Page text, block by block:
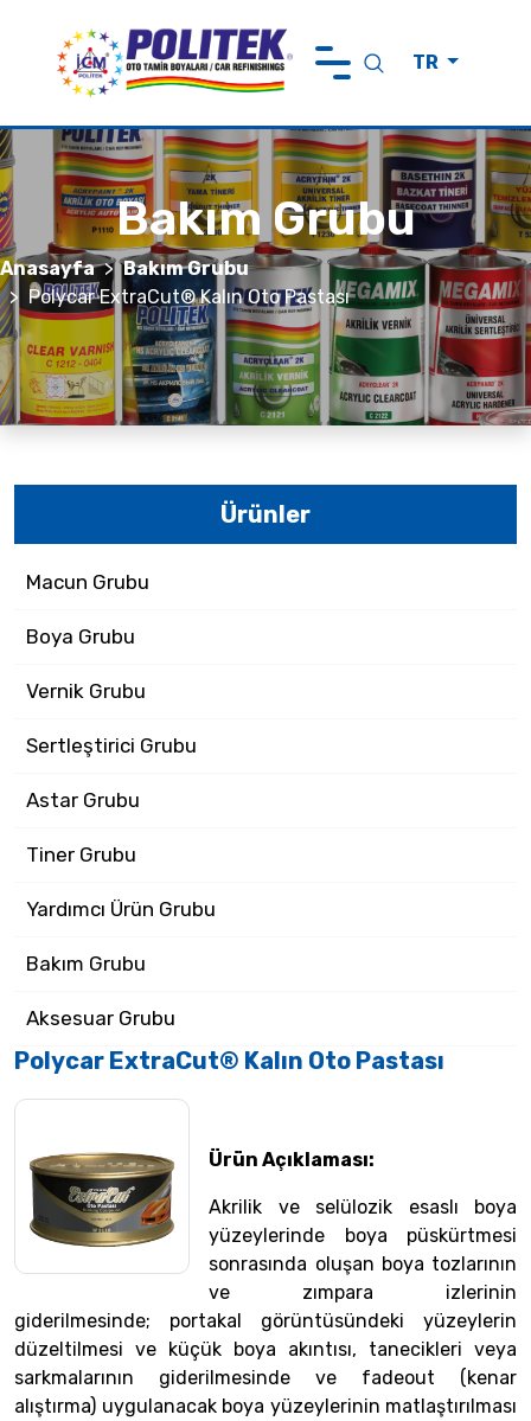
TR
Anasayfa
Politek Hakkında
Ürünler
Markalarımız
Sürdürülebilirlik
Haberler ve Görüşler
İletişim
Bakım Grubu
Anasayfa
Bakım Grubu
Polycar ExtraCut® Kalın Oto Pastası
Ürünler
Macun Grubu
Boya Grubu
Vernik Grubu
Sertleştirici Grubu
Astar Grubu
Tiner Grubu
Yardımcı Ürün Grubu
Bakım Grubu
Aksesuar Grubu
Polycar ExtraCut® Kalın Oto Pastası
Ürün Açıklaması:
Akrilik ve selülozik esaslı boya
yüzeylerinde boya püskürtmesi
sonrasında oluşan boya tozlarının
ve zımpara izlerinin
giderilmesinde; portakal görüntüsündeki yüzeylerin
düzeltilmesi ve küçük boya akıntısı, tanecikleri veya
sarkmalarının giderilmesinde ve fadeout (kenar
alıştırma) uygulanacak boya yüzeylerinin matlaştırılması